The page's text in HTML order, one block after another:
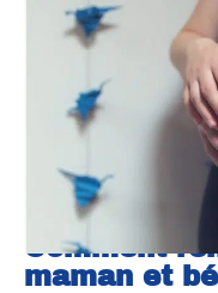
Comment
maman et